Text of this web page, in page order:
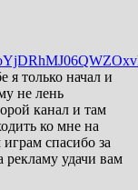
я только начал и
не лень
канал и там
ко мне на
спасибо за
рекламу удачи вам